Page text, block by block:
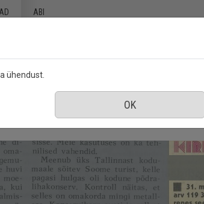
ABI
1985
ühendust.